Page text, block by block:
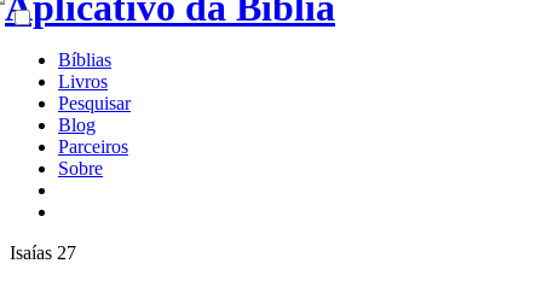
Bíblias
Livros
Pesquisar
Blog
Parceiros
Sobre
Isaías 27